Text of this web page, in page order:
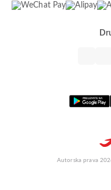
Autorska prava